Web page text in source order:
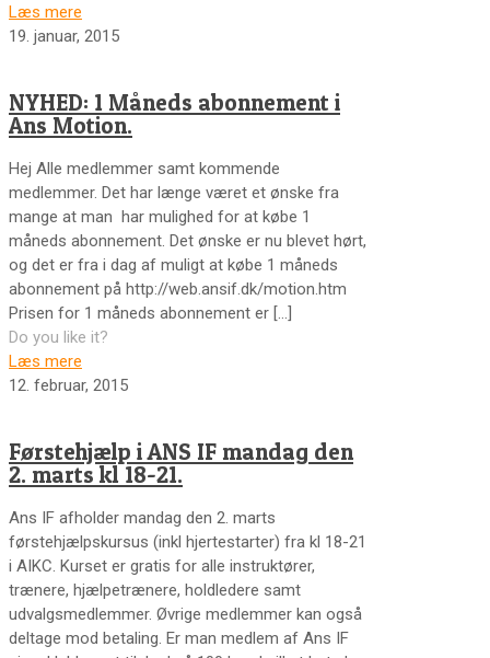
Læs mere
19. januar, 2015
NYHED: 1 Måneds abonnement i
Ans Motion.
Hej Alle medlemmer samt kommende
medlemmer. Det har længe været et ønske fra
mange at man har mulighed for at købe 1
måneds abonnement. Det ønske er nu blevet hørt,
og det er fra i dag af muligt at købe 1 måneds
abonnement på http://web.ansif.dk/motion.htm
Prisen for 1 måneds abonnement er […]
Do you like it?
Læs mere
12. februar, 2015
Førstehjælp i ANS IF mandag den
2. marts kl 18-21.
Ans IF afholder mandag den 2. marts
førstehjælpskursus (inkl hjertestarter) fra kl 18-21
i AIKC. Kurset er gratis for alle instruktører,
trænere, hjælpetrænere, holdledere samt
udvalgsmedlemmer. Øvrige medlemmer kan også
deltage mod betaling. Er man medlem af Ans IF